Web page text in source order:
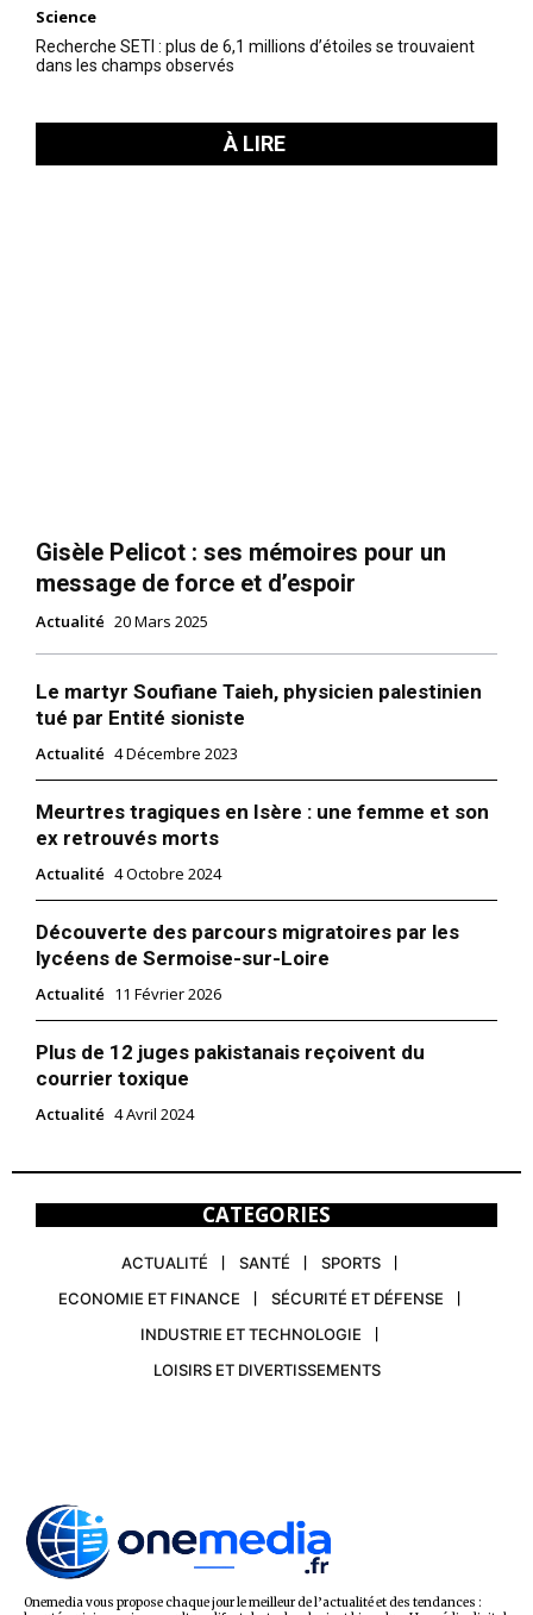
Science
Recherche SETI : plus de 6,1 millions d’étoiles se trouvaient
dans les champs observés
À LIRE
Gisèle Pelicot : ses mémoires pour un
message de force et d’espoir
Actualité 20 Mars 2025
Le martyr Soufiane Taieh, physicien palestinien
tué par Entité sioniste
Actualité 4 Décembre 2023
Meurtres tragiques en Isère : une femme et son
ex retrouvés morts
Actualité 4 Octobre 2024
Découverte des parcours migratoires par les
lycéens de Sermoise-sur-Loire
Actualité 11 Février 2026
Plus de 12 juges pakistanais reçoivent du
courrier toxique
Actualité 4 Avril 2024
CATEGORIES
ACTUALITÉ SANTÉ
SPORTS
ECONOMIE ET FINANCE
SÉCURITÉ ET DÉFENSE
INDUSTRIE ET TECHNOLOGIE
LOISIRS ET DIVERTISSEMENTS
Onemedia vous propose chaque jour le meilleur de l’actualité et des tendances :